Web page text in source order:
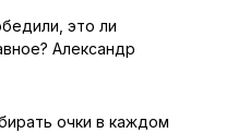
это ли
Александр
очки в каждом